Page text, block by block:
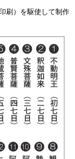
刷）を駆使して制作